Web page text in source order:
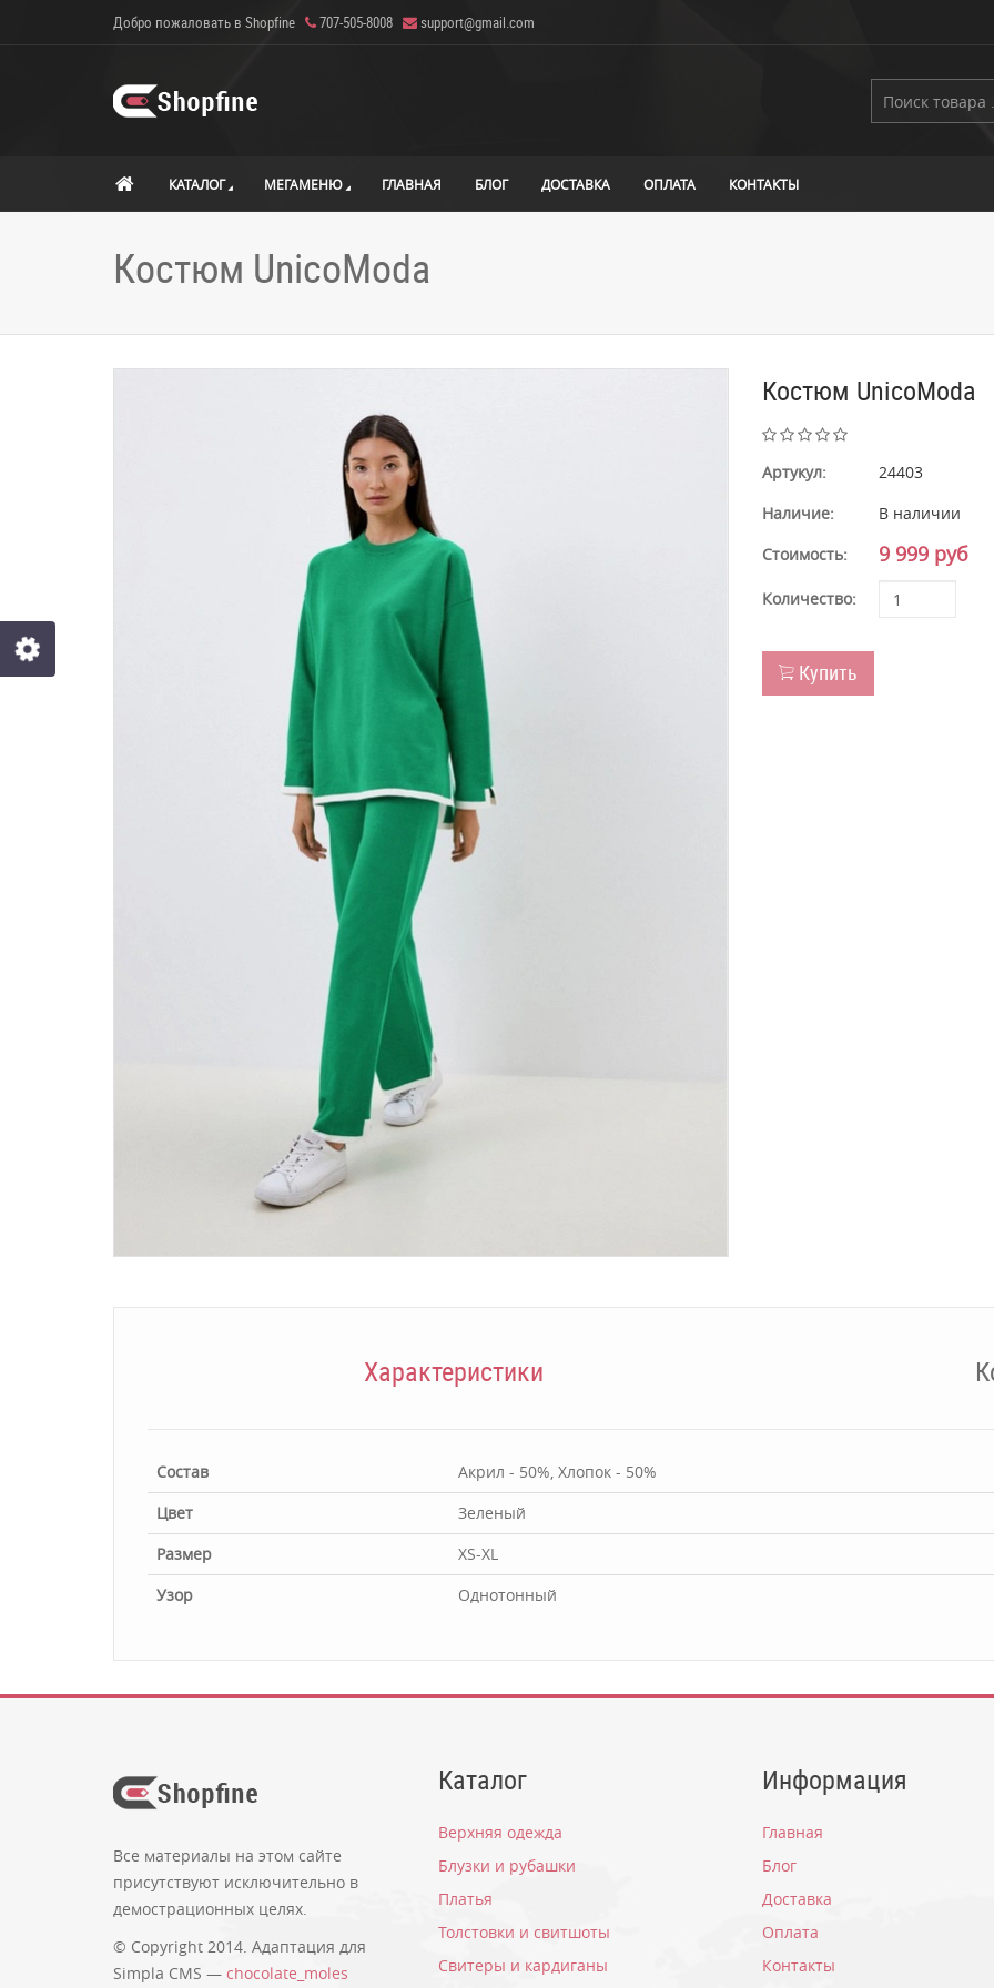
Добро пожаловать в Shopfine 707-505-8008 support@gmail.com
КАТАЛОГ МЕГАМЕНЮ ГЛАВНАЯ БЛОГ ДОСТАВКА ОПЛАТА КОНТАКТЫ
Костюм UnicoModa
Костюм UnicoModa
Артукул:
24403
Наличие:
В наличии
Стоимость:
9 999 руб
Количество:
Купить
Характеристики
Состав
Акрил - 50%, Хлопок - 50%
Цвет
Зеленый
Размер
XS-XL
Узор
Однотонный
Имя:*
Комментарий:
Все материалы на этом сайте
присутствуют исключительно в
демострационных целях.
© Copyright 2014. Адаптация для
Simpla CMS — chocolate_moles
Каталог
Верхняя одежда
Блузки и рубашки
Платья
Толстовки и свитшоты
Свитеры и кардиганы
Информация
Главная
Блог
Доставка
Оплата
Контакты